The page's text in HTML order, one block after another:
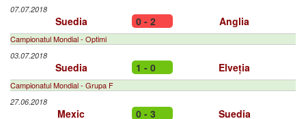
07.07.2018
Suedia 0 - 2 Anglia
Campionatul Mondial - Optimi
03.07.2018
Suedia 1 - 0 Elveția
Campionatul Mondial - Grupa F
27.06.2018
Mexic 0 - 3 Suedia